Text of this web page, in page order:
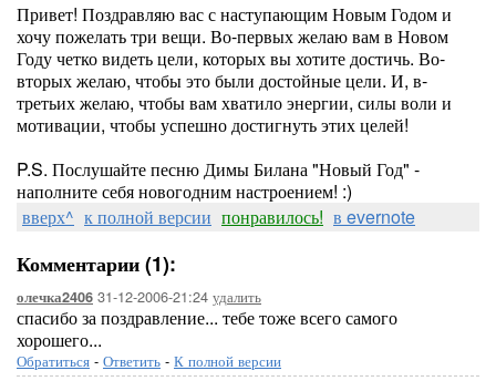
Привет! Поздравляю вас с наступающим Новым Годом и
хочу пожелать три вещи. Во-первых желаю вам в Новом
Году четко видеть цели, которых вы хотите достичь. Во-
вторых желаю, чтобы это были достойные цели. И, в-
третьих желаю, чтобы вам хватило энергии, силы воли и
мотивации, чтобы успешно достигнуть этих целей!
P.S. Послушайте песню Димы Билана "Новый Год" -
наполните себя новогодним настроением! :)
вверх^ к полной версии понравилось! в evernote
Комментарии (1):
олечка2406 31-12-2006-21:24 удалить
спасибо за поздравление... тебе тоже всего самого
хорошего...
Обратиться - Ответить - К полной версии